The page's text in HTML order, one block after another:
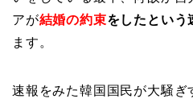
アが結婚の約束をしたという
ます。
速報をみた韓国国民が大騒ぎ